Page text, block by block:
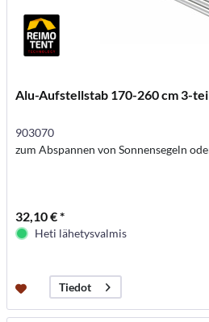
Alu-Aufstellstab 170-260 cm 3-
903070
zum Abspannen von Sonnensegeln
32,10 € *
Heti lähetysvalmis
Tiedot